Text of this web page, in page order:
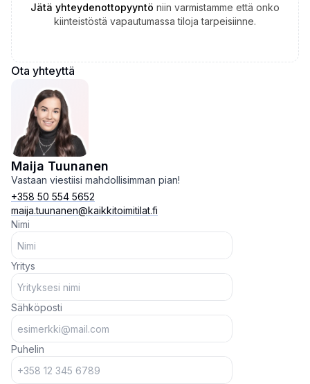
Jätä yhteydenottopyyntö niin varmistamme että onko
kiinteistöstä vapautumassa tiloja tarpeisiinne.
Ota yhteyttä
Maija Tuunanen
Vastaan viestiisi mahdollisimman pian!
+358 50 554 5652
maija.tuunanen@kaikkitoimitilat.fi
Nimi
Yritys
Sähköposti
Puhelin